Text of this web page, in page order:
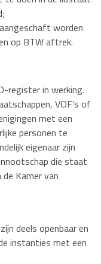
worden
op BTW aftrek.
register in werking.
VOF’s of
met een
personen te
eigenaar zijn
die staat
Kamer van
deels openbaar en
instanties met een